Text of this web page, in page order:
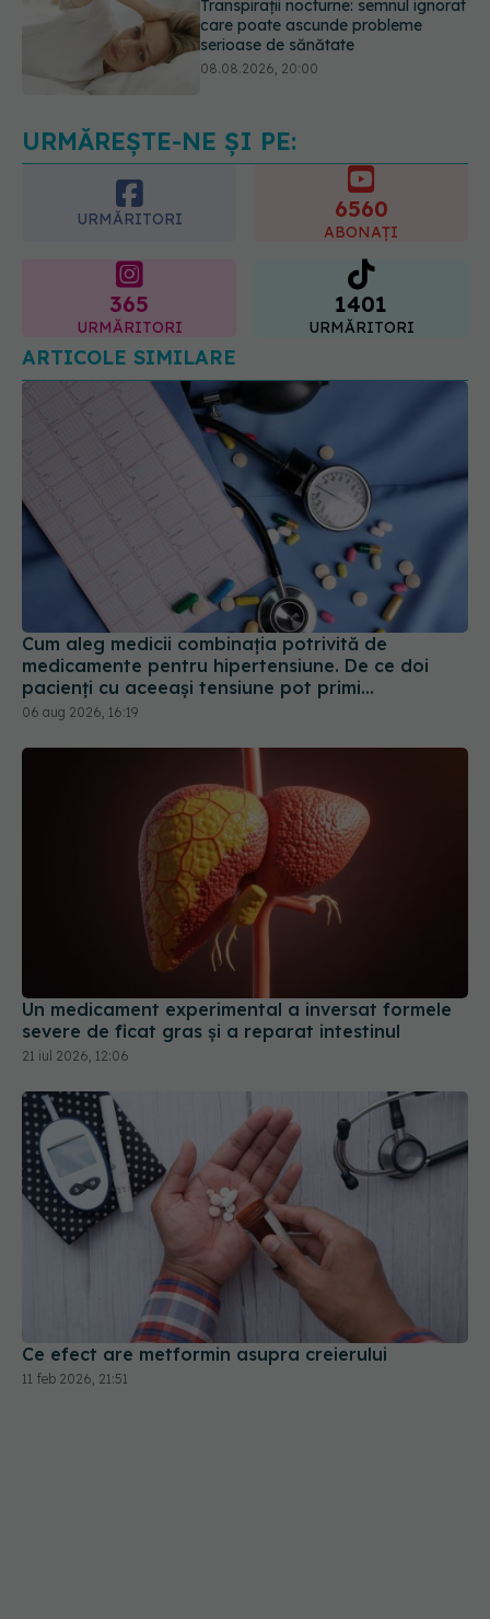
Cum folosești uleiul esențial de
rozmarin pentru a opri căderea
URMĂREȘTE-NE ȘI PE:
URMĂRITORI 6560
ABONAȚI
365
URMĂRITORI
1401
URMĂRITORI
ARTICOLE SIMILARE
Cum aleg medicii combinația potrivită de
medicamente pentru hipertensiune. De ce doi
pacienți cu aceeași tensiune pot primi
tratamente diferite
06 aug 2026, 16:19
Un medicament experimental a inversat formele
severe de ficat gras și a reparat intestinul
21 iul 2026, 12:06
Ce efect are metformin asupra creierului
11 feb 2026, 21:51